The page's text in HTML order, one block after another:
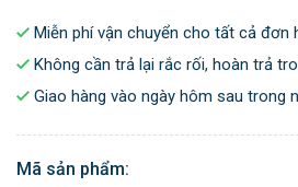
Miễn phí vận chuyển cho tất cả đơn
Không cần trả lại rắc rối, hoàn trả
Giao hàng vào ngày hôm sau trong
Mã sản phẩm: